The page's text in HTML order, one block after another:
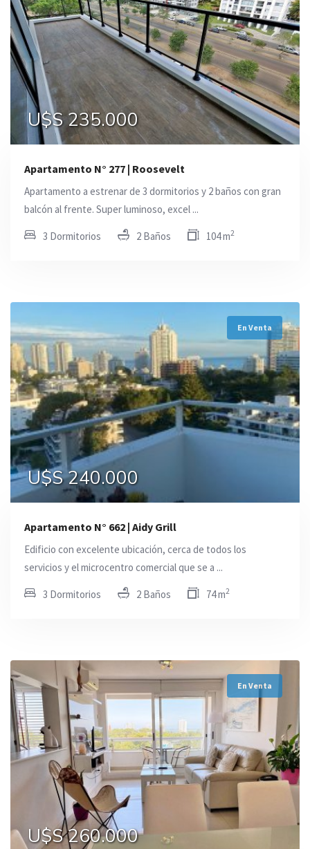
U$S 235.000
Apartamento N° 277 | Roosevelt
Apartamento a estrenar de 3 dormitorios y 2 baños con gran
balcón al frente. Super luminoso, excel ...
3 Dormitorios 2 Baños 104 m2
En Venta
U$S 240.000
Apartamento N° 662 | Aidy Grill
Edificio con excelente ubicación, cerca de todos los
servicios y el microcentro comercial que se a ...
3 Dormitorios 2 Baños 74 m2
En Venta
U$S 260.000